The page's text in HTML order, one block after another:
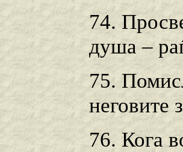
74.
душа –
75.
неговите
76. Кога